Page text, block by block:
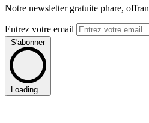
Notre newsletter gratuite phare,
Entrez votre email
S'abonner
Loading...